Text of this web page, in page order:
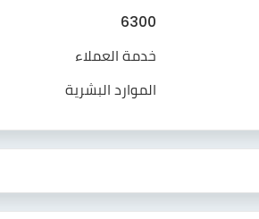
6300
خدمة العملاء
الموارد البشرية